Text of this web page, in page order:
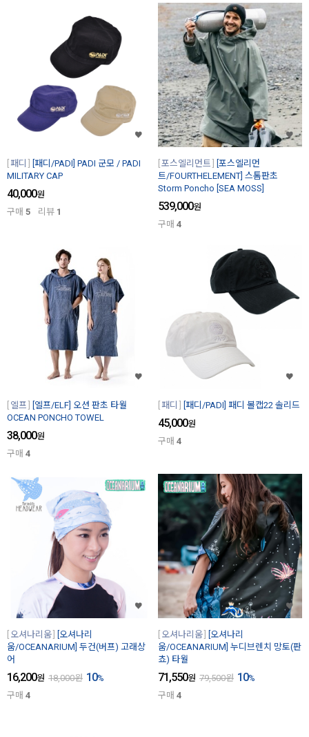
패디
[패디/PADI] PADI 군모 / PADI
MILITARY CAP
40,000원
구매 5 리뷰 1
포스엘리먼트
[포스엘리먼
트/FOURTHELEMENT] 스톰판초
Storm Poncho [SEA MOSS]
539,000원
구매 4
엘프
[엘프/ELF] 오션 판초 타월
OCEAN PONCHO TOWEL
38,000원
구매 4
패디 [패디/PADI] 패디 볼캡22 솔리드
45,000원
구매 4
오셔나리움
[오셔나리
움/OCEANARIUM] 두건(버프) 고래상
어
16,200원 18,000원 10%
구매 4
오셔나리움
[오셔나리
움/OCEANARIUM] 누디브렌치 망토(판
쵸) 타월
71,550원 79,500원 10%
구매 4